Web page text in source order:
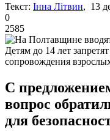
Текст: Інна Літвин, 13
0
2585
Детям до 14 лет
сопровождения
С
вопрос
для